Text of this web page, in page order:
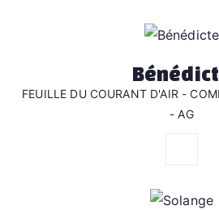
FEUILLE DU COURANT D'AIR -
- AG